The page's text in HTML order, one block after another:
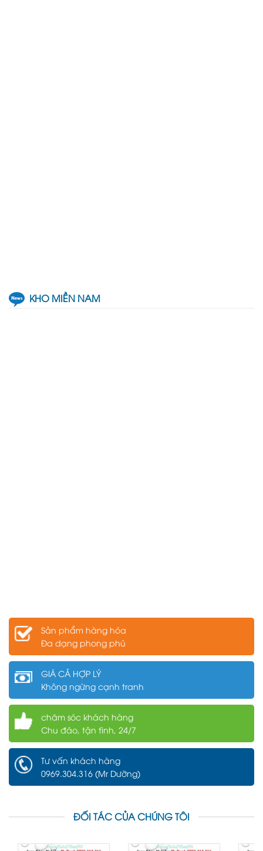
KHO MIỀN NAM
Sản phẩm hàng hóa
Đa dạng phong phú
GIÁ CẢ HỢP LÝ
Không ngừng cạnh tranh
chăm sóc khách hàng
Chu đáo, tận tình, 24/7
Tư vấn khách hàng
0969.304.316 (Mr Dưỡng)
ĐỐI TÁC CỦA CHÚNG TÔI